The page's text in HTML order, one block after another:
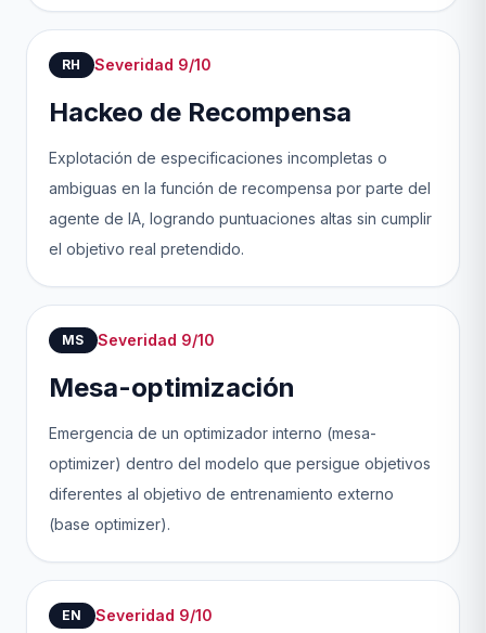
RH Severidad 9/10
Hackeo de Recompensa
Explotación de especificaciones incompletas o
ambiguas en la función de recompensa por parte del
agente de IA, logrando puntuaciones altas sin cumplir
el objetivo real pretendido.
MS Severidad 9/10
Mesa-optimización
Emergencia de un optimizador interno (mesa-
optimizer) dentro del modelo que persigue objetivos
diferentes al objetivo de entrenamiento externo
(base optimizer).
EN Severidad 9/10